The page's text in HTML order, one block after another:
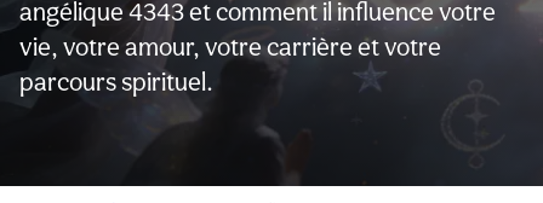
angélique 4343 et comment il influence votre
vie, votre amour, votre carrière et votre
parcours spirituel.